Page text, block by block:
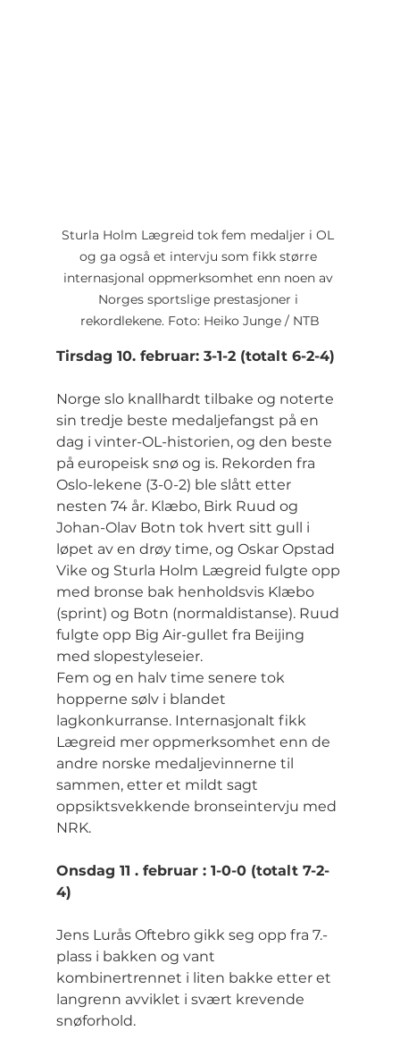
Sturla Holm Lægreid tok fem medaljer i OL
og ga også et intervju som fikk større
internasjonal oppmerksomhet enn noen av
Norges sportslige prestasjoner i
rekordlekene. Foto: Heiko Junge / NTB
Tirsdag 10. februar: 3-1-2 (totalt 6-2-4)
Norge slo knallhardt tilbake og noterte
sin tredje beste medaljefangst på en
dag i vinter-OL-historien, og den beste
på europeisk snø og is. Rekorden fra
Oslo-lekene (3-0-2) ble slått etter
nesten 74 år. Klæbo, Birk Ruud og
Johan-Olav Botn tok hvert sitt gull i
løpet av en drøy time, og Oskar Opstad
Vike og Sturla Holm Lægreid fulgte opp
med bronse bak henholdsvis Klæbo
(sprint) og Botn (normaldistanse). Ruud
fulgte opp Big Air-gullet fra Beijing
med slopestyleseier.
Fem og en halv time senere tok
hopperne sølv i blandet
lagkonkurranse. Internasjonalt fikk
Lægreid mer oppmerksomhet enn de
andre norske medaljevinnerne til
sammen, etter et mildt sagt
oppsiktsvekkende bronseintervju med
NRK.
Onsdag 11 . februar : 1-0-0 (totalt 7-2-
4)
Jens Lurås Oftebro gikk seg opp fra 7.-
plass i bakken og vant
kombinertrennet i liten bakke etter et
langrenn avviklet i svært krevende
snøforhold.